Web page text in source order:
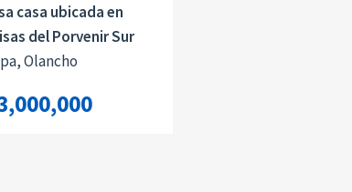
casa ubicada en
del Porvenir Sur
Olancho